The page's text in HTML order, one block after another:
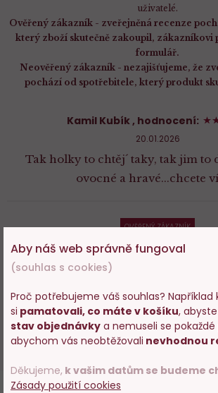
uživatelé.
Ověřený zákazník - zveřejněná recenze
který zboží skutečně zakoupil, zákazníkovi
formulář.
Neověřený zákazník - nezajišťujeme, že
pochází od spotřebitele, který produkt
Kamil Kubík, hodnocení:
20.01.2026
Tak holky to chtěj´ taky, tak jim to
ovocné a hravé...chcete
OVĚŘENÝ ZÁKAZNÍK
Monika Jancková, hodnocení:
DALŠÍCH 1 HODNOCENÍ
Aby náš web správně fungoval
(souhlas s cookies)
Proč potřebujeme váš souhlas?
si pamatovali, co máte v košíku,
stav objednávky a nemuseli se
abychom vás neobtěžovali nevhodnou
Děkujeme, k vašim datům se budeme
Zásady použití cookies
Vstupujete na
s prodejem alkoholu.